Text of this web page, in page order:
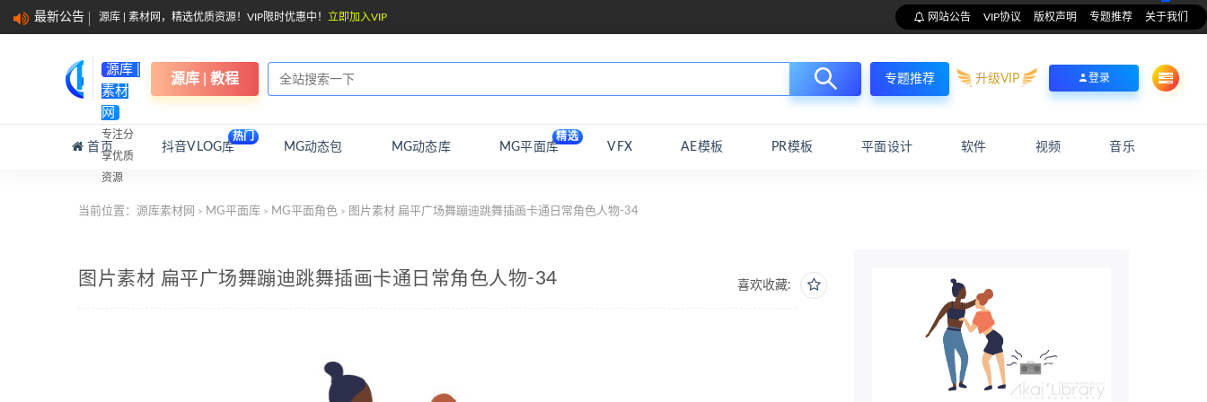
最新公告 源库 | 素材网，精选优质资源！VIP限时优惠中！ 立即加入VIP 网站公告 VIP协议 版权声明 专题推荐 关于我们
源库 |
素材
网
专注分
享优质
资源
源库 | 教程 专题推荐 升级VIP 登录
首页 抖音VLOG库
热门
MG动态包 MG动态库 MG平面库
精选
VFX AE模板 PR模板 平面设计 软件 视频 音乐
当前位置： 源库素材网 > MG平面库 > MG平面角色 > 图片素材 扁平广场舞蹦迪跳舞插画卡通日常角色人物-34
喜欢收藏:
图片素材 扁平广场舞蹦迪跳舞插画卡通日常角色人物-34